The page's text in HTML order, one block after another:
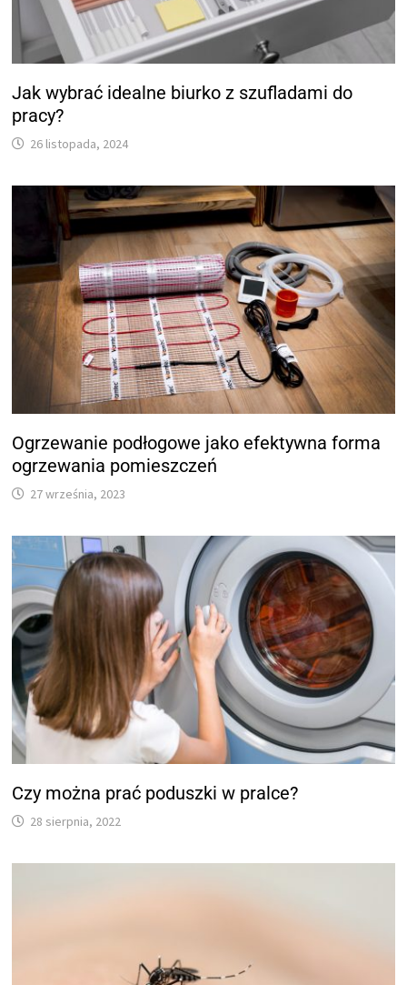
Jak wybrać idealne biurko z szufladami do
pracy?
26 listopada, 2024
Ogrzewanie podłogowe jako efektywna forma
ogrzewania pomieszczeń
27 września, 2023
Czy można prać poduszki w pralce?
28 sierpnia, 2022